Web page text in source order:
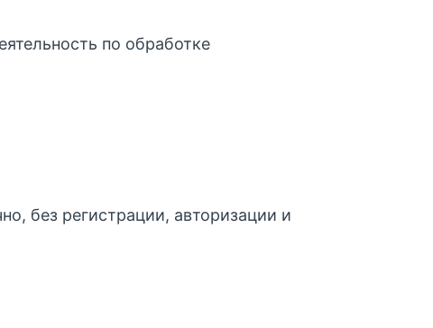
по обработке
без регистрации, авторизации и
политика